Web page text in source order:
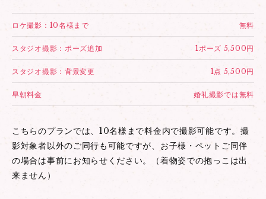
ロケ撮影：10名様まで 無料
スタジオ撮影：ポーズ追加 1ポーズ 5,500円
スタジオ撮影：背景変更 1点 5,500円
早朝料金 婚礼撮影では無料
こちらのプランでは、10名様まで料金内で撮影可能です。撮
影対象者以外のご同行も可能ですが、お子様・ペットご同伴
の場合は事前にお知らせください。（着物姿での抱っこは出
来ません）